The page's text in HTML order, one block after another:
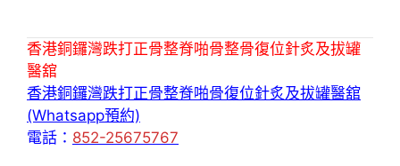
香港銅鑼灣跌打正骨整脊啪骨整骨復位針炙及拔罐
醫舘
香港銅鑼灣跌打正骨整脊啪骨復位針炙及拔罐醫舘
(Whatsapp預約)
電話： 852-25675767